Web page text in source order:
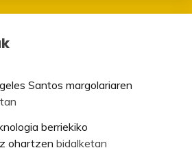
Santos margolariaren
berriekiko
ohartzen bidalketan